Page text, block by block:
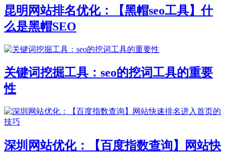
昆明网站排名优化：【黑帽seo工具】什
么是黑帽SEO
关键词挖掘工具：seo的挖词工具的重要
性
深圳网站优化：【百度指数查询】网站快